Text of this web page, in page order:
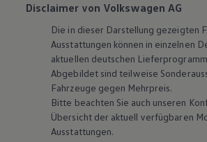
Disclaimer von Volkswagen AG
Die in dieser Darstellung gezeigten
Ausstattungen können in einzelnen
aktuellen deutschen
Abgebildet sind teilweise
Fahrzeuge gegen Mehrpreis.
Bitte beachten Sie auch unseren
Übersicht der aktuell verfügbaren
Ausstattungen.